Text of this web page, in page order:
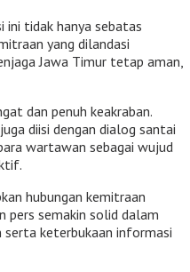
ini tidak hanya sebatas
yang dilandasi
Jawa Timur tetap aman,
dan penuh keakraban.
diisi dengan dialog santai
wartawan sebagai wujud
hubungan kemitraan
pers semakin solid dalam
serta keterbukaan informasi